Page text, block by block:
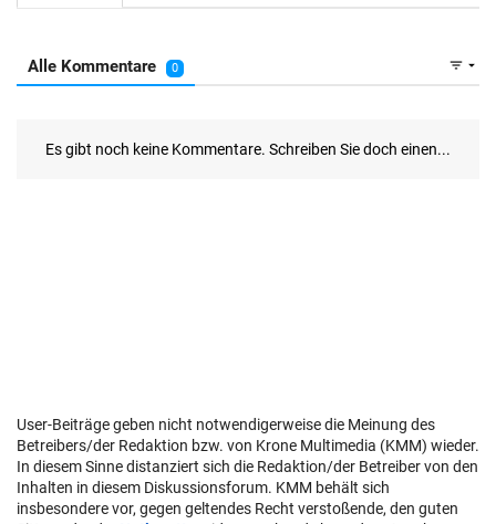
User-Beiträge geben nicht notwendigerweise die Meinung des
Betreibers/der Redaktion bzw. von Krone Multimedia (KMM) wieder.
In diesem Sinne distanziert sich die Redaktion/der Betreiber von den
Inhalten in diesem Diskussionsforum. KMM behält sich
insbesondere vor, gegen geltendes Recht verstoßende, den guten